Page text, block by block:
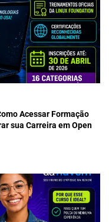
Acessar Formação
sua Carreira em Open